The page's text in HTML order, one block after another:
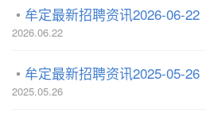
牟定最新招聘资讯2026-06-22
2026.06.22
牟定最新招聘资讯2025-05-26
2025.05.26